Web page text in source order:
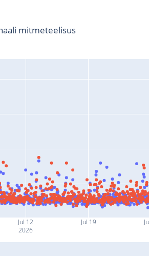
Jul 12
2026
Jul 19
mitmeteelisus